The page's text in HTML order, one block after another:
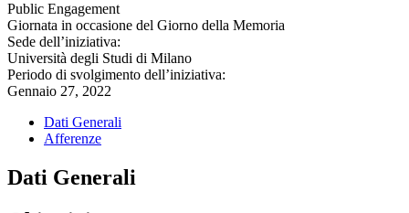
Public Engagement
Giornata in occasione del Giorno della Memoria
Sede dell’iniziativa:
Università degli Studi di Milano
Periodo di svolgimento dell’iniziativa:
Gennaio 27, 2022
Dati Generali
Afferenze
Dati Generali